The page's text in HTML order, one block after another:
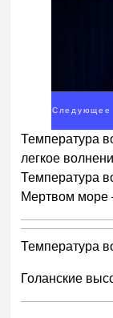
Следующее
Температура
легкое
Температура
Мертвом море
Температура
Голанские